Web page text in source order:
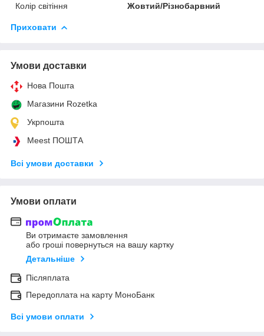
Колір світіння
Жовтий/Різнобарвний
Приховати
Умови доставки
Нова Пошта
Магазини Rozetka
Укрпошта
Meest ПОШТА
Всі умови доставки
Умови оплати
Ви отримаєте замовлення
або гроші повернуться на вашу картку
Детальніше
Післяплата
Передоплата на карту МоноБанк
Всі умови оплати